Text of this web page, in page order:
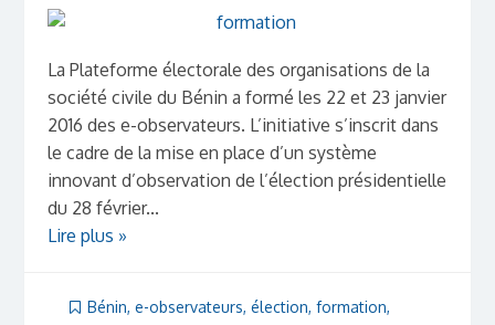
La Plateforme électorale des organisations de la
société civile du Bénin a formé les 22 et 23 janvier
2016 des e-observateurs. L’initiative s’inscrit dans
le cadre de la mise en place d’un système
innovant d’observation de l’élection présidentielle
du 28 février...
Lire plus »
Bénin, e-observateurs, élection, formation,